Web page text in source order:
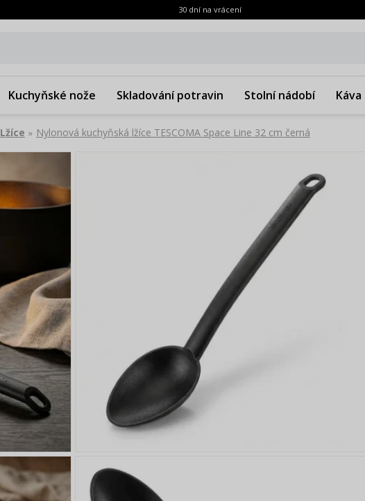
30 dní na vrácení
Kuchyňské nože Skladování potravin Stolní nádobí Káva
Lžíce » Nylonová kuchyňská lžíce TESCOMA Space Line 32 cm černá